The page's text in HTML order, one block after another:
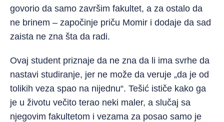
govorio da samo završim fakultet, a za ostalo da
ne brinem – započinje priču Momir i dodaje da sad
zaista ne zna šta da radi.
Ovaj student priznaje da ne zna da li ima svrhe da
nastavi studiranje, jer ne može da veruje „da je od
tolikih veza spao na nijednu“. Tešić ističe kako ga
je u životu večito terao neki maler, a slučaj sa
njegovim fakultetom i vezama za posao samo je